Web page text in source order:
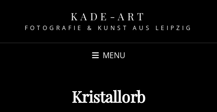
KADE-ART
FOTOGRAFIE & KUNST AUS LEIPZIG
MENU
Kristallorb